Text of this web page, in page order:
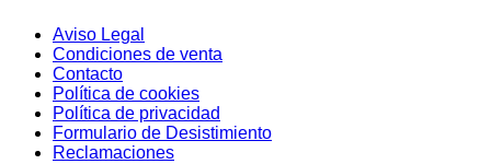
Aviso Legal
Condiciones de venta
Contacto
Política de cookies
Política de privacidad
Formulario de Desistimiento
Reclamaciones